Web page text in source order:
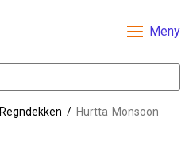
Meny
Regndekken / Hurtta Monsoon